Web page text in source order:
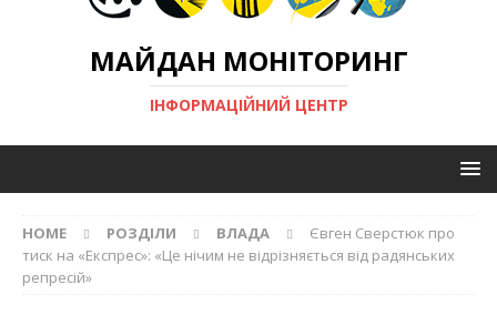
МАЙДАН МОНІТОРИНГ
ІНФОРМАЦІЙНИЙ ЦЕНТР
HOME РОЗДІЛИ ВЛАДА
Євген Сверстюк про
тиск на «Експрес»: «Це нічим не відрізняється від радянських
репресій»